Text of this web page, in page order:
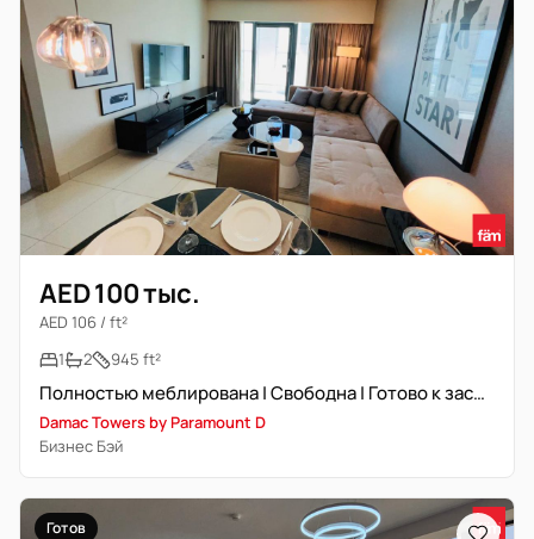
AED 100 тыс.
AED 106 / ft²
1
2 945 ft²
Полностью меблирована | Свободна | Готово к заселению
Damac Towers by Paramount D
Бизнес Бэй
Готов